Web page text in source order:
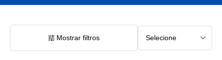
Mostrar filtros